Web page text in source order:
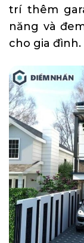
trí thêm
năng và
cho gia đình.